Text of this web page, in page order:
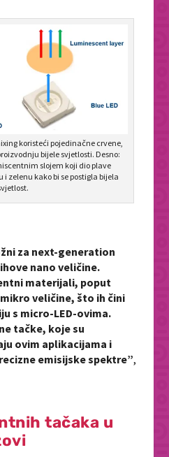
koristeći pojedinačne crvene,
bijele svjetlosti. Desno:
slojem koji dio plave
zelenu kako bi se postigla bijela
za next-generation
nano veličine.
materijali, poput
mikro veličine, što ih čini
s micro-LED-ovima.
tačke, koje su
ovim aplikacijama i
emisijske spektre”,
tačaka u